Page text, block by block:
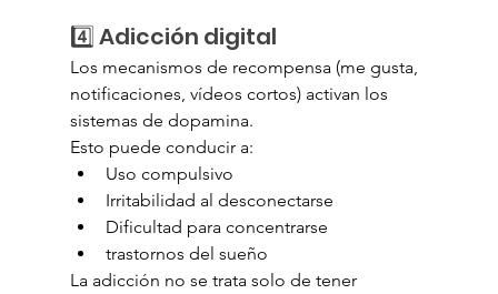
4️⃣ Adicción digital
Los mecanismos de recompensa (me gusta,
notificaciones, vídeos cortos) activan los
sistemas de dopamina.
Esto puede conducir a:
Uso compulsivo
Irritabilidad al desconectarse
Dificultad para concentrarse
trastornos del sueño
La adicción no se trata solo de tener